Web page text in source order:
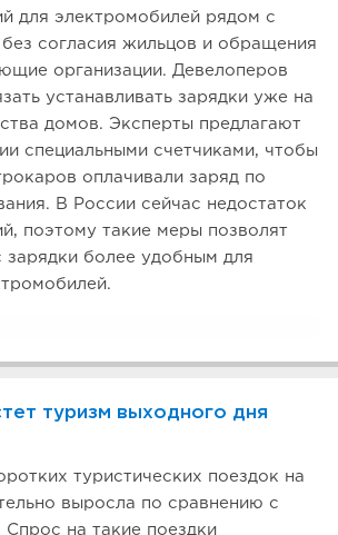
для электромобилей рядом с
согласия жильцов и обращения
организации. Девелоперов
устанавливать зарядки уже на
домов. Эксперты предлагают
специальными счетчиками, чтобы
оплачивали заряд по
В России сейчас недостаток
поэтому такие меры позволят
зарядки более удобным для
туризм выходного дня
туристических поездок на
выросла по сравнению с
на такие поездки